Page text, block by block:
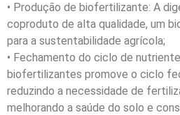
• Produção de biofertilizante: A
coproduto de alta qualidade, um
para a sustentabilidade agrícola;
• Fechamento do ciclo de
biofertilizantes promove o ciclo
reduzindo a necessidade de
melhorando a saúde do solo e